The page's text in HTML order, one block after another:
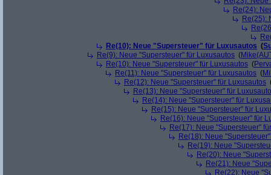
Re(24):
Re(25):
Re(10): Neue "Supersteuer" für Luxusautos (
Re(9): Neue "Supersteuer" für Luxusautos (
Re(10): Neue "Supersteuer" für Luxusautos (
Re(11): Neue "Supersteuer" für Luxusautos (
Re(12): Neue "Supersteuer" für Luxusautos
Re(13): Neue "Supersteuer" für
Re(14): Neue "Supersteuer" für
Re(15): Neue "Supersteuer" für
Re(16): Neue "Supersteuer" für
Re(17): Neue "Supersteuer"
Re(18): Neue
Re(19): Neue
Re(20): Neue
Re(21): Neue
Re(22): Neue